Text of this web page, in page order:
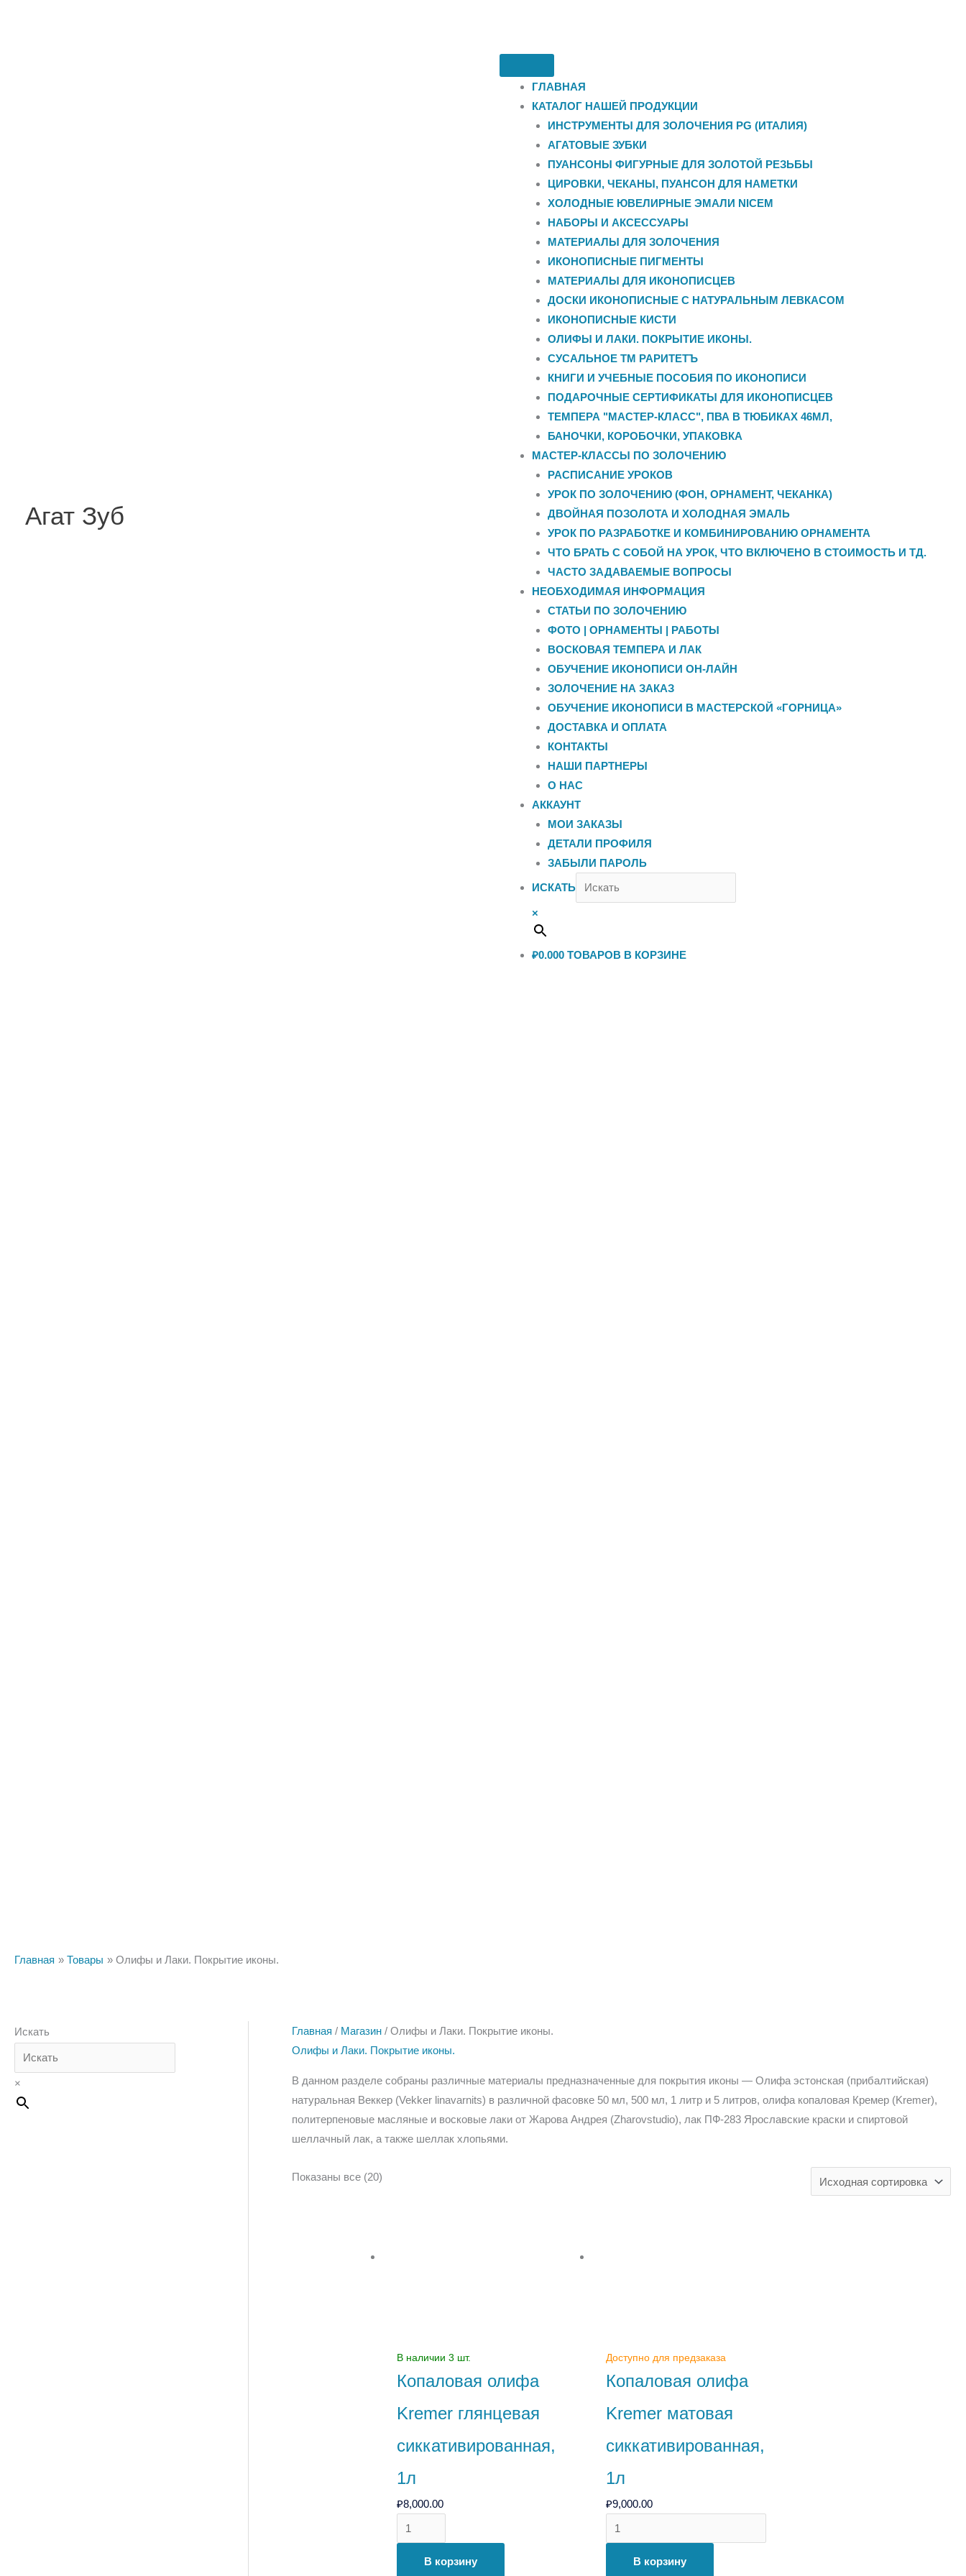
Агат Зуб
ГЛАВНАЯ
КАТАЛОГ НАШЕЙ ПРОДУКЦИИ
ИНСТРУМЕНТЫ ДЛЯ ЗОЛОЧЕНИЯ PG (ИТАЛИЯ)
АГАТОВЫЕ ЗУБКИ
ПУАНСОНЫ ФИГУРНЫЕ ДЛЯ ЗОЛОТОЙ РЕЗЬБЫ
ЦИРОВКИ, ЧЕКАНЫ, ПУАНСОН ДЛЯ НАМЕТКИ
ХОЛОДНЫЕ ЮВЕЛИРНЫЕ ЭМАЛИ NICEM
НАБОРЫ И АКСЕССУАРЫ
МАТЕРИАЛЫ ДЛЯ ЗОЛОЧЕНИЯ
ИКОНОПИСНЫЕ ПИГМЕНТЫ
МАТЕРИАЛЫ ДЛЯ ИКОНОПИСЦЕВ
ДОСКИ ИКОНОПИСНЫЕ С НАТУРАЛЬНЫМ ЛЕВКАСОМ
ИКОНОПИСНЫЕ КИСТИ
ОЛИФЫ И ЛАКИ. ПОКРЫТИЕ ИКОНЫ.
СУСАЛЬНОЕ ТМ РАРИТЕТЪ
КНИГИ И УЧЕБНЫЕ ПОСОБИЯ ПО ИКОНОПИСИ
ПОДАРОЧНЫЕ СЕРТИФИКАТЫ ДЛЯ ИКОНОПИСЦЕВ
ТЕМПЕРА "МАСТЕР-КЛАСС", ПВА В ТЮБИКАХ 46МЛ,
БАНОЧКИ, КОРОБОЧКИ, УПАКОВКА
МАСТЕР-КЛАССЫ ПО ЗОЛОЧЕНИЮ
РАСПИСАНИЕ УРОКОВ
УРОК ПО ЗОЛОЧЕНИЮ (ФОН, ОРНАМЕНТ, ЧЕКАНКА)
ДВОЙНАЯ ПОЗОЛОТА И ХОЛОДНАЯ ЭМАЛЬ
УРОК ПО РАЗРАБОТКЕ И КОМБИНИРОВАНИЮ ОРНАМЕНТА
ЧТО БРАТЬ С СОБОЙ НА УРОК, ЧТО ВКЛЮЧЕНО В СТОИМОСТЬ И ТД.
ЧАСТО ЗАДАВАЕМЫЕ ВОПРОСЫ
НЕОБХОДИМАЯ ИНФОРМАЦИЯ
СТАТЬИ ПО ЗОЛОЧЕНИЮ
ФОТО | ОРНАМЕНТЫ | РАБОТЫ
ВОСКОВАЯ ТЕМПЕРА И ЛАК
ОБУЧЕНИЕ ИКОНОПИСИ ОН-ЛАЙН
ЗОЛОЧЕНИЕ НА ЗАКАЗ
ОБУЧЕНИЕ ИКОНОПИСИ В МАСТЕРСКОЙ «ГОРНИЦА»
ДОСТАВКА И ОПЛАТА
КОНТАКТЫ
НАШИ ПАРТНЕРЫ
О НАС
АККАУНТ
МОИ ЗАКАЗЫ
ДЕТАЛИ ПРОФИЛЯ
ЗАБЫЛИ ПАРОЛЬ
ИСКАТЬ
×
₽0.000ТОВАРОВ В КОРЗИНЕ
Главная Товары Олифы и Лаки. Покрытие иконы.
Искать
×
Главная / Магазин / Олифы и Лаки. Покрытие иконы.
Олифы и Лаки. Покрытие иконы.
В данном разделе собраны различные материалы предназначенные для покрытия иконы — Олифа эстонская (прибалтийская)
натуральная Веккер (Vekker linavarnits) в различной фасовке 50 мл, 500 мл, 1 литр и 5 литров, олифа копаловая Кремер (Kremer),
политерпеновые масляные и восковые лаки от Жарова Андрея (Zharovstudio), лак ПФ-283 Ярославские краски и спиртовой
шеллачный лак, а также шеллак хлопьями.
Показаны все (20)
В наличии 3 шт.
Копаловая олифа
Kremer глянцевая
сиккативированная,
1л
₽8,000.00
В корзину
Доступно для предзаказа
Копаловая олифа
Kremer матовая
сиккативированная,
1л
₽9,000.00
В корзину